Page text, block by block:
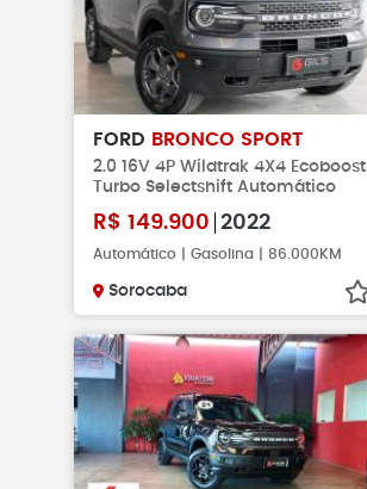
FORD BRONCO SPORT
2.0 16V 4P Wildtrak 4X4 Ecoboost
Turbo Selectshift Automático
R$ 149.900 2022
Automático | Gasolina | 86.000KM
Sorocaba